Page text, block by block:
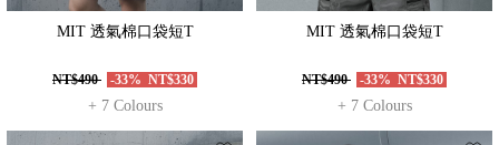
MIT 透氣棉口袋短T
NT$490 -33% NT$330
+ 7 Colours
MIT 透氣棉口袋短T
NT$490 -33% NT$330
+ 7 Colours